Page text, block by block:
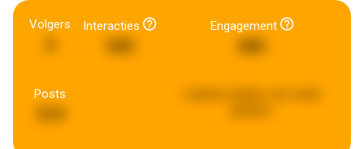
Volgers Interacties Engagement
685
Posts